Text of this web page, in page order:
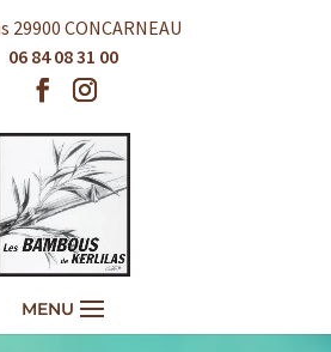
29900 CONCARNEAU
06 84 08 31 00